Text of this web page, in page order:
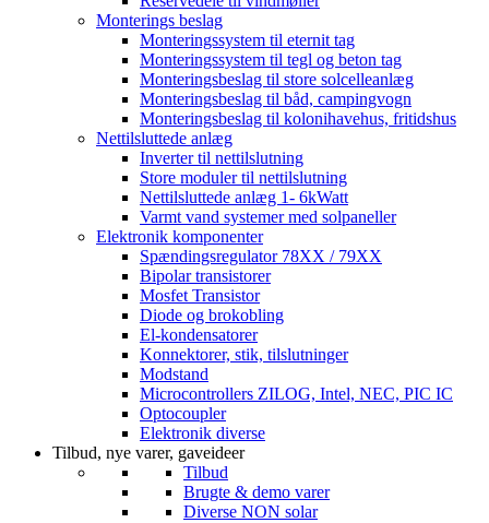
Monterings beslag
Monteringssystem til eternit tag
Monteringssystem til tegl og beton tag
Monteringsbeslag til store solcelleanlæg
Monteringsbeslag til båd, campingvogn
Monteringsbeslag til kolonihavehus, fritidshus
Nettilsluttede anlæg
Inverter til nettilslutning
Store moduler til nettilslutning
Nettilsluttede anlæg 1- 6kWatt
Varmt vand systemer med solpaneller
Elektronik komponenter
Spændingsregulator 78XX / 79XX
Bipolar transistorer
Mosfet Transistor
Diode og brokobling
El-kondensatorer
Konnektorer, stik, tilslutninger
Modstand
Microcontrollers ZILOG, Intel, NEC, PIC IC
Optocoupler
Elektronik diverse
Tilbud, nye varer, gaveideer
Tilbud
Brugte & demo varer
Diverse NON solar